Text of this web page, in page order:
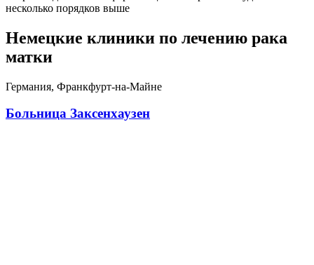
несколько порядков выше
Немецкие клиники по лечению рака
матки
Германия, Франкфурт-на-Майне
Больница Заксенхаузен